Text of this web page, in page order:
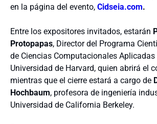
en la página del evento, Cidseia.com.
Entre los expositores invitados, estarán
Protopapas, Director del Programa
de Ciencias Computacionales Aplicadas
Universidad de Harvard, quien abrirá el
mientras que el cierre estará a cargo de
Hochbaum, profesora de ingeniería
Universidad de California Berkeley.